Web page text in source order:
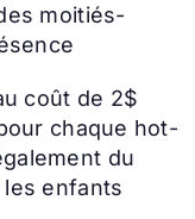
moitiés-
coût de 2$
chaque hot-
du
enfants